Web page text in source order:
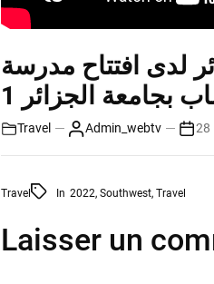
لدى افتتاح مدرسة
بجامعة الجزائر 1
Travel Admin_webtv 28
Travel In 2022, Southwest, Travel
Laisser un